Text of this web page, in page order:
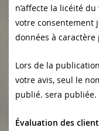
n’affecte la licéité
votre consentement
données à
Lors de la
votre avis, seul le
publié. sera publiée.
Évaluation des